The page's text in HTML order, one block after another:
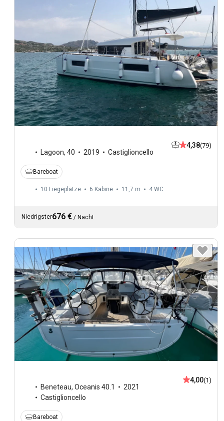
Lagoon, 40 2019 Castiglioncello
4,38(79)
Bareboat
10 Liegeplätze 6 Kabine 11,7 m 4 WC
Niedrigster676 € / Nacht
Beneteau, Oceanis 40.1
2021
Castiglioncello
4,00(1)
Bareboat